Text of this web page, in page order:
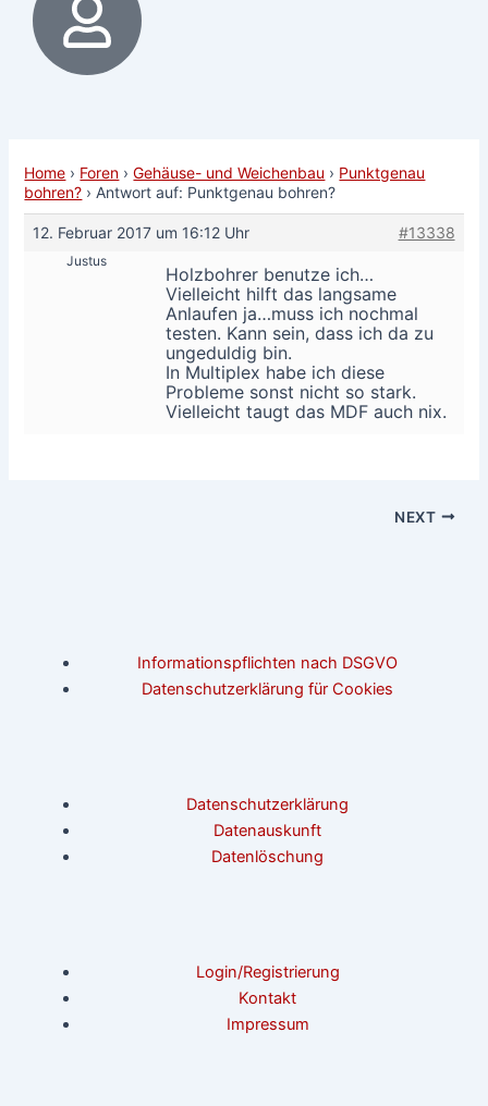
Home › Foren › Gehäuse- und Weichenbau › Punktgenau
bohren? › Antwort auf: Punktgenau bohren?
12. Februar 2017 um 16:12 Uhr #13338
Justus
Holzbohrer benutze ich…
Vielleicht hilft das langsame
Anlaufen ja…muss ich nochmal
testen. Kann sein, dass ich da zu
ungeduldig bin.
In Multiplex habe ich diese
Probleme sonst nicht so stark.
Vielleicht taugt das MDF auch nix.
NEXT
Informationspflichten nach DSGVO
Datenschutzerklärung für Cookies
Datenschutzerklärung
Datenauskunft
Datenlöschung
Login/Registrierung
Kontakt
Impressum